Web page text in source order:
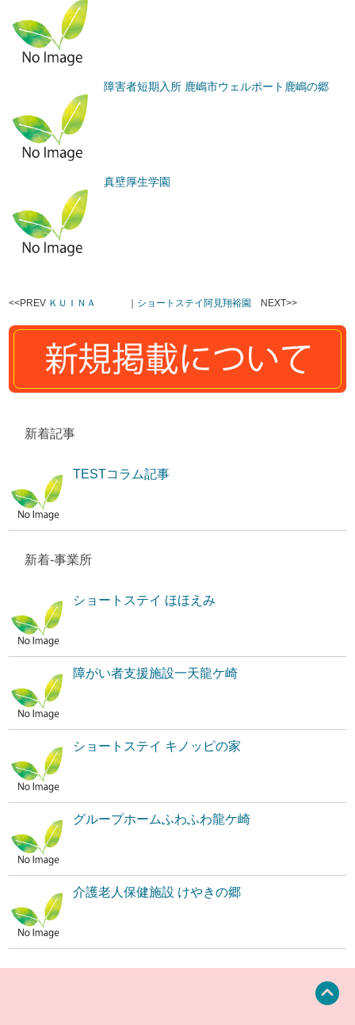
障害者短期入所 鹿嶋市ウェルポート鹿嶋の郷
真壁厚生学園
<<PREV ＫＵＩＮＡ ｜ ショートステイ阿見翔裕園 NEXT>>
新着記事
TESTコラム記事
新着-事業所
ショートステイ ほほえみ
障がい者支援施設一天龍ケ崎
ショートステイ キノッピの家
グループホームふわふわ龍ケ崎
介護老人保健施設 けやきの郷